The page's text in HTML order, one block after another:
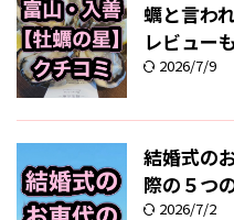
蠣と言わ
レビューも
2026/7/9
結婚式の
際の５つ
2026/7/2